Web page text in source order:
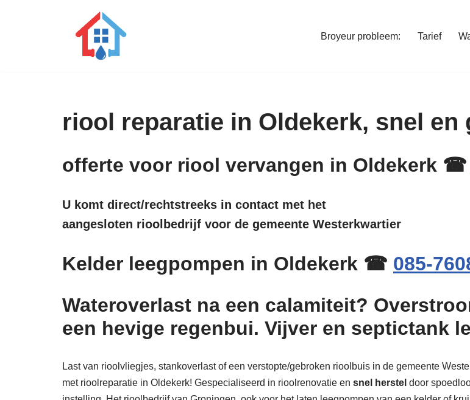
Broyeur probleem: Tarief
riool reparatie in Oldekerk, snel en
offerte voor riool vervangen in Oldekerk ☎
U komt direct/rechtstreeks in contact met het
aangesloten rioolbedrijf voor de gemeente Westerkwartier
Kelder leegpompen in Oldekerk ☎ 085-
Wateroverlast na een calamiteit?
een hevige regenbui. Vijver en septictank
Last van rioolvliegjes, stankoverlast of een verstopte/gebroken rioolbuis in de gemeente
met rioolreparatie in Oldekerk! Gespecialiseerd in rioolrenovatie en snel herstel door